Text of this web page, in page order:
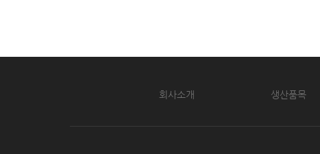
회사소개 생산품목